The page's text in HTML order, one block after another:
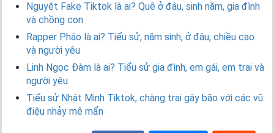
Nguyệt Fake Tiktok là ai? Quê ở đâu, sinh năm, gia đình
và chồng con
Rapper Pháo là ai? Tiểu sử, năm sinh, ở đâu, chiều cao
và người yêu
Linh Ngọc Đàm là ai? Tiểu sử gia đình, em gái, em trai và
người yêu.
Tiểu sử Nhật Minh Tiktok, chàng trai gây bão với các vũ
điệu nhảy mê mẩn